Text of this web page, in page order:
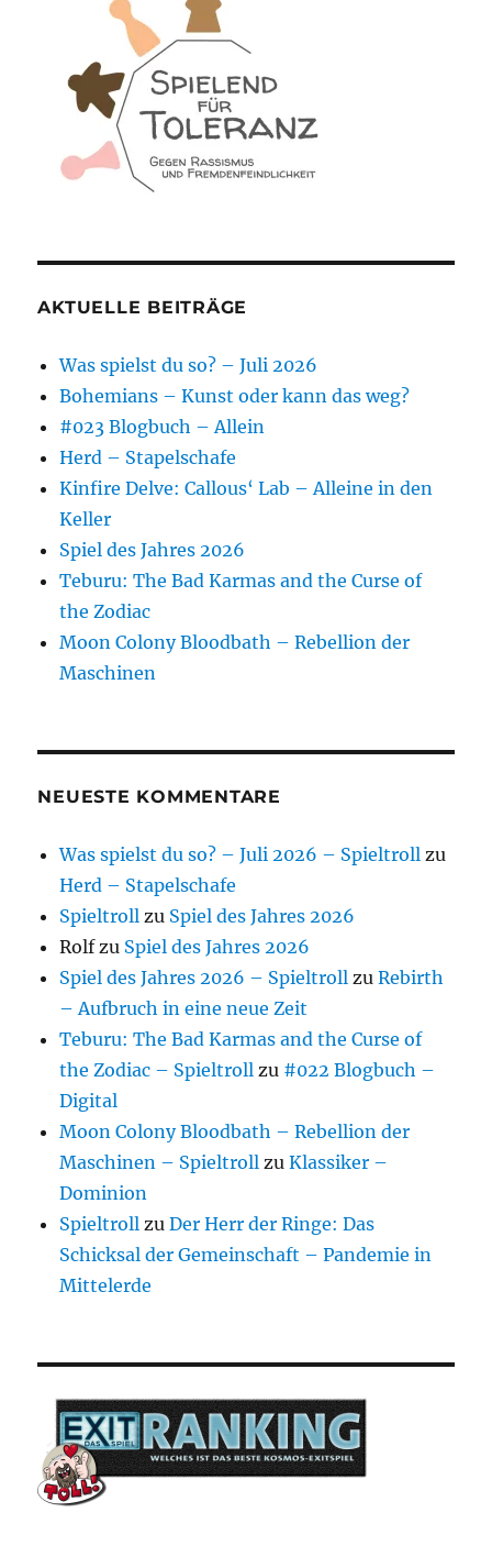
AKTUELLE BEITRÄGE
Was spielst du so? – Juli 2026
Bohemians – Kunst oder kann das weg?
#023 Blogbuch – Allein
Herd – Stapelschafe
Kinfire Delve: Callous‘ Lab – Alleine in den
Keller
Spiel des Jahres 2026
Teburu: The Bad Karmas and the Curse of
the Zodiac
Moon Colony Bloodbath – Rebellion der
Maschinen
NEUESTE KOMMENTARE
Was spielst du so? – Juli 2026 – Spieltroll zu
Herd – Stapelschafe
Spieltroll zu Spiel des Jahres 2026
Rolfzu Spiel des Jahres 2026
Spiel des Jahres 2026 – Spieltroll zuRebirth
– Aufbruch in eine neue Zeit
Teburu: The Bad Karmas and the Curse of
the Zodiac – Spieltroll zu #022 Blogbuch –
Digital
Moon Colony Bloodbath – Rebellion der
Maschinen – Spieltroll zuKlassiker –
Dominion
Spieltroll zuDer Herr der Ringe: Das
Schicksal der Gemeinschaft – Pandemie in
Mittelerde